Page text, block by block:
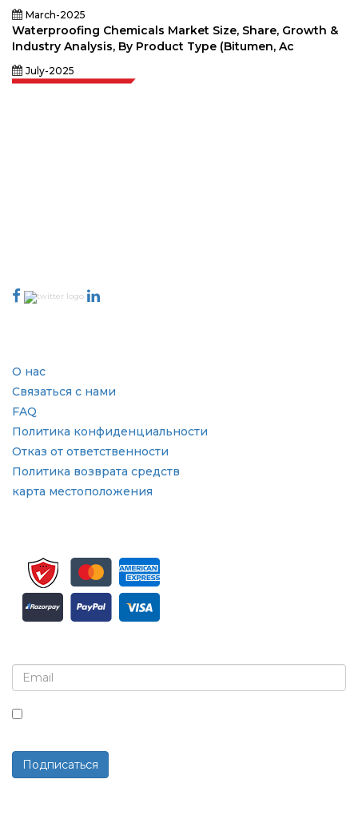
March-2025
Waterproofing Chemicals Market Size, Share, Growth &
Industry Analysis, By Product Type (Bitumen, Ac
July-2025
О нас
Связаться с нами
FAQ
Политика конфиденциальности
Отказ от ответственности
Политика возврата средств
карта местоположения
Подписаться